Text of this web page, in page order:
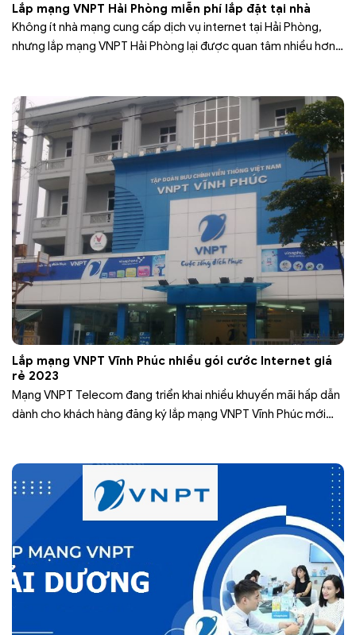
Lắp mạng VNPT Hải Phòng miễn phí lắp đặt tại nhà
Không ít nhà mạng cung cấp dịch vụ internet tại Hải Phòng,
nhưng lắp mạng VNPT Hải Phòng lại được quan tâm nhiều hơn.
tốc độ cao,…
Lắp mạng VNPT Vĩnh Phúc nhiều gói cước Internet giá
rẻ 2023
Mạng VNPT Telecom đang triển khai nhiều khuyến mãi hấp dẫn
dành cho khách hàng đăng ký lắp mạng VNPT Vĩnh Phúc mới
VNPT Vĩnh Phúc quý khách hàng sẽ nhận…